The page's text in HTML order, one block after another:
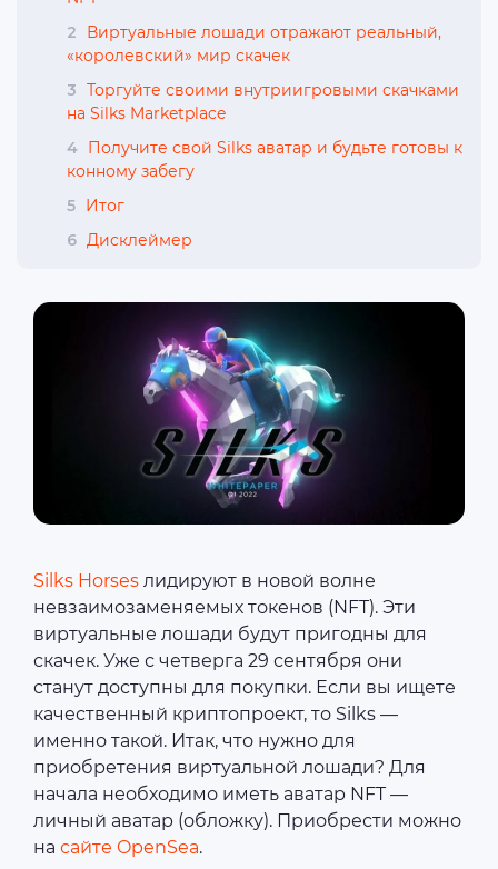
2
Виртуальные лошади отражают реальный,
«королевский» мир скачек
3 Торгуйте своими внутриигровыми скачками
на Silks Marketplace
4 Получите свой Silks аватар и будьте готовы к
конному забегу
5 Итог
6 Дисклеймер
Silks Horses лидируют в новой волне
невзаимозаменяемых токенов (NFT). Эти
виртуальные лошади будут пригодны для
скачек. Уже с четверга 29 сентября они
станут доступны для покупки. Если вы ищете
качественный криптопроект, то Silks —
именно такой. Итак, что нужно для
приобретения виртуальной лошади? Для
начала необходимо иметь аватар NFT —
личный аватар (обложку). Приобрести можно
на сайте OpenSea.